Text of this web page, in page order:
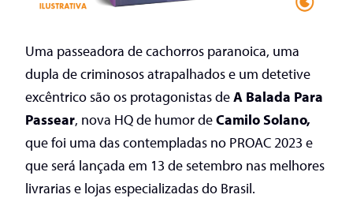
Uma passeadora de cachorros paranoica, uma
dupla de criminosos atrapalhados e um detetive
excêntrico são os protagonistas deA Balada Para
Passear, nova HQ de humor deCamilo Solano,
que foi uma das contempladas no PROAC 2023 e
que será lançada em 13 de setembro nas melhores
livrarias e lojas especializadas do Brasil.